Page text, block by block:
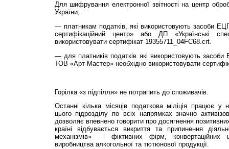
Для шифрування електронної звітності на центр
України,
— платникам податків, які використовують засоби
сертифікаційний центр» або ДП «Українські
використовувати сертифікат 19355711_04FC68.crt.
— для платників податків які використовують
ТОВ «Арт-Мастер» необхідно використовувати
Горілка «з підпілля» не потрапить до споживачів.
Останні кілька місяців податкова міліція працює
цього підрозділу по всіх напрямках значно
дозволяє впевнено говорити про досягнення
країні відбувається викриття та припинення
механізмів» — фіктивних фірм, конвертаційних
виробництва алкогольної та тютюнової продукції.